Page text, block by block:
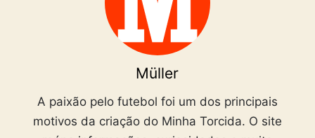
Müller
A paixão pelo futebol foi um dos principais
motivos da criação do Minha Torcida. O site